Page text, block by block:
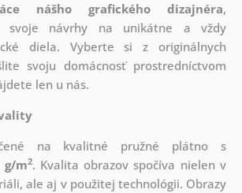
nášho grafického dizajnéra,
svoje návrhy na unikátne a vždy
diela. Vyberte si z originálnych
svoju domácnosť prostredníctvom
len u nás.
na kvalitné pružné plátno s
g/m2. Kvalita obrazov spočíva nielen v
ale aj v použitej technológii. Obrazy